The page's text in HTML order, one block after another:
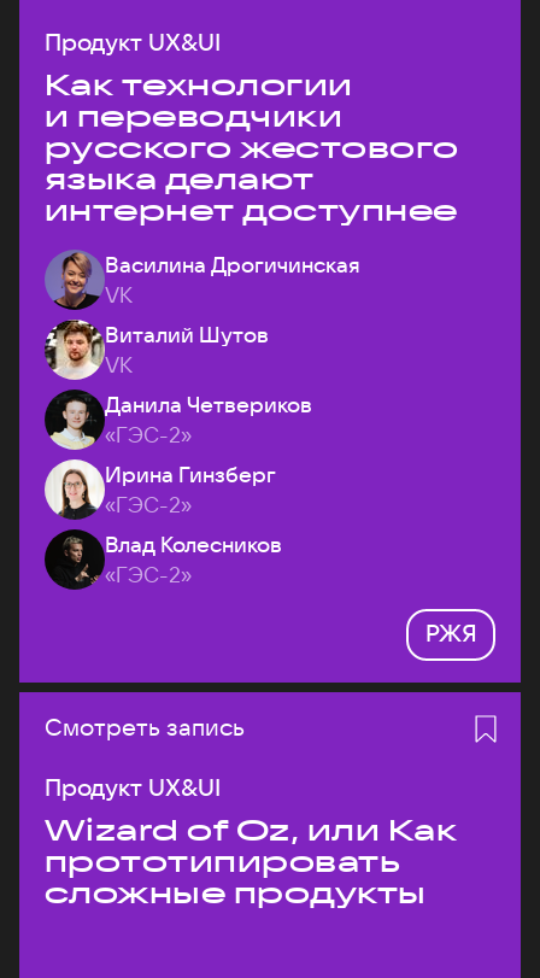
Продукт UX&UI
Как технологии
и переводчики
русского жестового
языка делают
интернет доступнее
Василина Дрогичинская
VK
Виталий Шутов
VK
Данила Четвериков
«ГЭС-2»
Ирина Гинзберг
«ГЭС-2»
Влад Колесников
«ГЭС-2»
РЖЯ
Смотреть запись
Продукт UX&UI
Wizard of Oz, или Как
прототипировать
сложные продукты